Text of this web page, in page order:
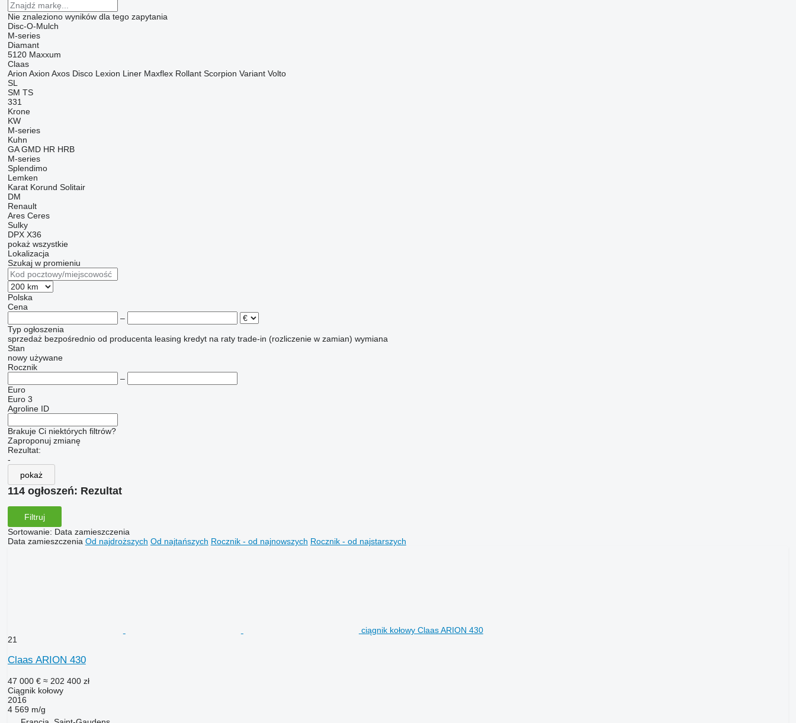
Nie znaleziono wyników dla tego zapytania
Disc-O-Mulch
M-series
Diamant
5120 Maxxum
Claas
Arion Axion Axos Disco Lexion Liner Maxflex Rollant Scorpion Variant Volto
SL
SM TS
331
Krone
KW
M-series
Kuhn
GA GMD HR HRB
M-series
Splendimo
Lemken
Karat Korund Solitair
DM
Renault
Ares Ceres
Sulky
DPX X36
pokaż wszystkie
Lokalizacja
Szukaj w promieniu
Polska
Cena
–
Typ ogłoszenia
sprzedaż bezpośrednio od producenta leasing kredyt na raty trade-in (rozliczenie w zamian) wymiana
Stan
nowy używane
Rocznik
–
Euro
Euro 3
Agroline ID
Brakuje Ci niektórych filtrów?
Zaproponuj zmianę
Rezultat:
-
pokaż
114 ogłoszeń: Rezultat
Filtruj
Sortowanie: Data zamieszczenia
Data zamieszczenia Od najdroższych Od najtańszych Rocznik - od najnowszych Rocznik - od najstarszych
ciągnik kołowy Claas ARION 430
21
Claas ARION 430
47 000 € ≈ 202 400 zł
Ciągnik kołowy
2016
4 569 m/g